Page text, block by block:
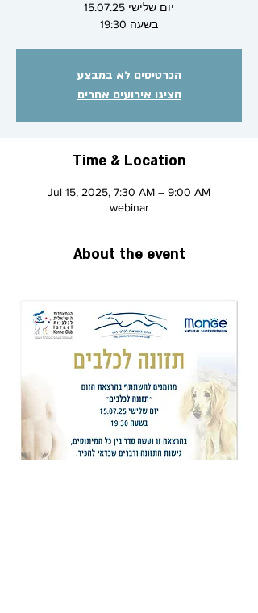
יום שלישי 15.07.25
בשעה 19:30
הכרטיסים לא במבצע
הציגו אירועים אחרים
Time & Location
Jul 15, 2025, 7:30 AM – 9:00 AM
webinar
About the event